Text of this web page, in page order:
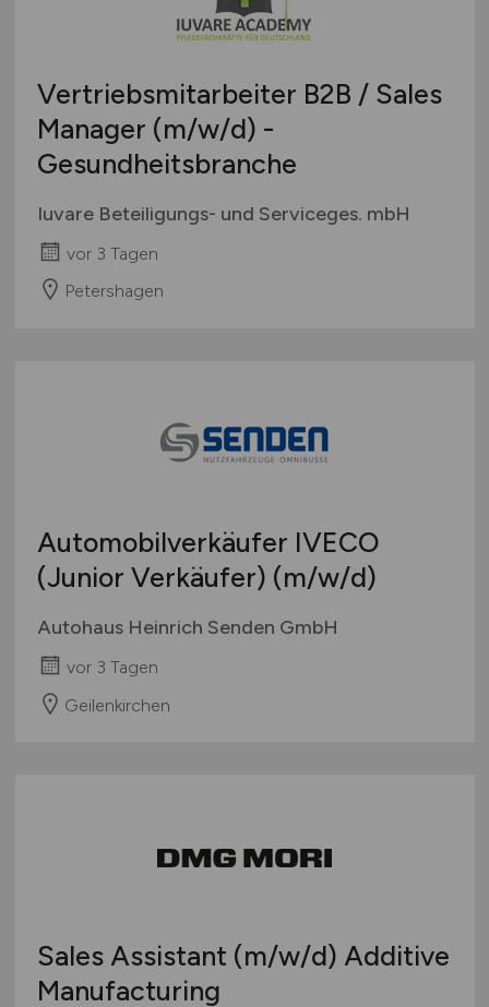
Vertriebsmitarbeiter B2B / Sales
Manager (m/w/d) -
Gesundheitsbranche
Iuvare Beteiligungs- und Serviceges. mbH
vor 3 Tagen
Petershagen
Automobilverkäufer IVECO
(Junior Verkäufer) (m/w/d)
Autohaus Heinrich Senden GmbH
vor 3 Tagen
Geilenkirchen
Sales Assistant (m/w/d) Additive
Manufacturing